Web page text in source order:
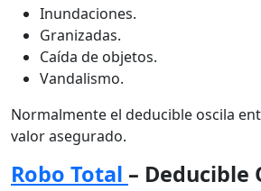
Inundaciones.
Granizadas.
Caída de objetos.
Vandalismo.
Normalmente el deducible oscila
valor asegurado.
Robo Total – Deducible